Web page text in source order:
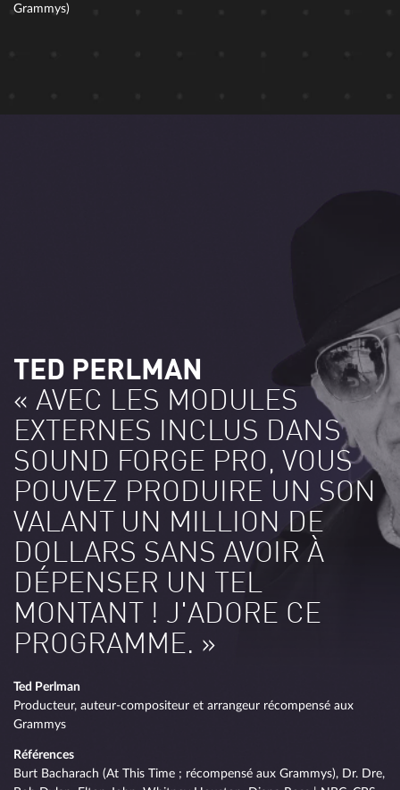
Grammys)
TED PERLMAN
« AVEC LES MODULES
EXTERNES INCLUS DANS
SOUND FORGE PRO, VOUS
POUVEZ PRODUIRE UN SON
VALANT UN MILLION DE
DOLLARS SANS AVOIR À
DÉPENSER UN TEL
MONTANT ! J'ADORE CE
PROGRAMME. »
Ted Perlman
Producteur, auteur-compositeur et arrangeur récompensé aux
Grammys
Références
Burt Bacharach (At This Time ; récompensé aux Grammys), Dr. Dre,